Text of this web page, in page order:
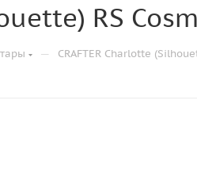
RS
— CRAFTER Charlotte